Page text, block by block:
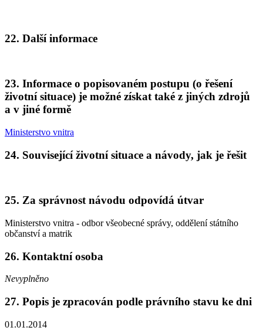
22. Další informace
23. Informace o popisovaném postupu (o řešení
životní situace) je možné získat také z jiných zdrojů
a v jiné formě
Ministerstvo vnitra
24. Související životní situace a návody, jak je řešit
25. Za správnost návodu odpovídá útvar
Ministerstvo vnitra - odbor všeobecné správy, oddělení státního
občanství a matrik
26. Kontaktní osoba
Nevyplněno
27. Popis je zpracován podle právního stavu ke dni
01.01.2014